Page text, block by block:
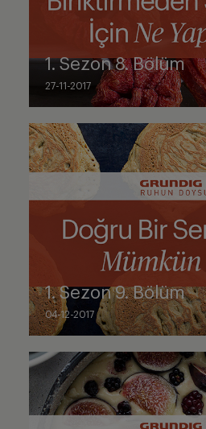
27-11-2017
1. Sezon 8. Bölüm
04-12-2017
1. Sezon 9. Bölüm